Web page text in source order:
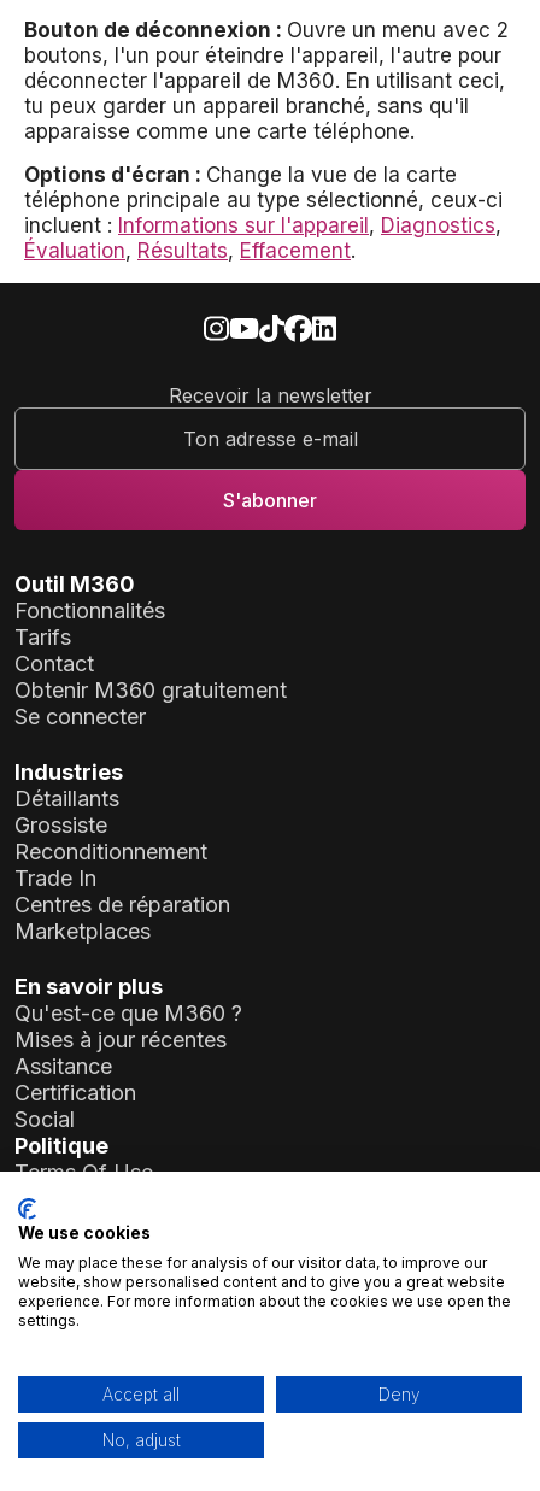
Bouton de déconnexion : Ouvre un menu avec 2
boutons, l'un pour éteindre l'appareil, l'autre pour
déconnecter l'appareil de M360. En utilisant ceci,
tu peux garder un appareil branché, sans qu'il
apparaisse comme une carte téléphone.
Options d'écran : Change la vue de la carte
téléphone principale au type sélectionné, ceux-ci
incluent : Informations sur l'appareil, Diagnostics,
Évaluation, Résultats, Effacement.
Recevoir la newsletter
Outil M360
Fonctionnalités
Tarifs
Contact
Obtenir M360 gratuitement
Se connecter
Industries
Détaillants
Grossiste
Reconditionnement
Trade In
Centres de réparation
Marketplaces
En savoir plus
Qu'est-ce que M360 ?
Mises à jour récentes
Assitance
Certification
Social
Politique
Terms Of Use
Privacy Policy
General Data Protection Regulation (GDPR)
Informations sur l'entreprise
Atlas Soft Ltd.
19-35 rue Prielle Kornélia
N° d'enregistrement :
01-09-986926
Numéro fiscal :23966994-2-43
We use cookies
We may place these for analysis of our visitor data, to improve our
website, show personalised content and to give you a great website
experience. For more information about the cookies we use open the
settings.
Accept all Deny
No, adjust